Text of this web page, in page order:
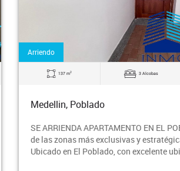
3 Alcobas 2.0 Baños
EN EL POBLADO ¡Vive en una
exclusivas y estratégicas de Medellín! -
con excelente ubic